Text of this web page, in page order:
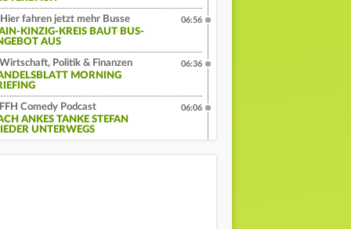
Hier fahren jetzt mehr Busse
KINZIG-KREIS BAUT BUS-
AUS
06:56
Wirtschaft, Politik & Finanzen
MORNING
06:36
FFH Comedy Podcast
ANKES TANKE STEFAN
UNTERWEGS
06:06